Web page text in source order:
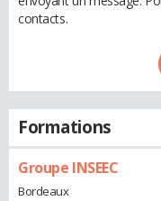
contacts.
Formations
Groupe INSEEC
Bordeaux